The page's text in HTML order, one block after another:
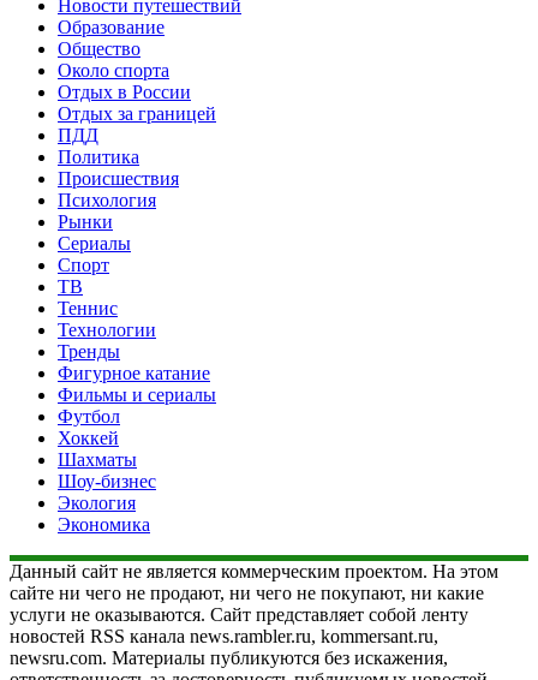
Новости путешествий
Образование
Общество
Около спорта
Отдых в России
Отдых за границей
ПДД
Политика
Происшествия
Психология
Рынки
Сериалы
Спорт
ТВ
Теннис
Технологии
Тренды
Фигурное катание
Фильмы и сериалы
Футбол
Хоккей
Шахматы
Шоу-бизнес
Экология
Экономика
Данный сайт не является коммерческим проектом. На этом
сайте ни чего не продают, ни чего не покупают, ни какие
услуги не оказываются. Сайт представляет собой ленту
новостей RSS канала news.rambler.ru, kommersant.ru,
newsru.com. Материалы публикуются без искажения,